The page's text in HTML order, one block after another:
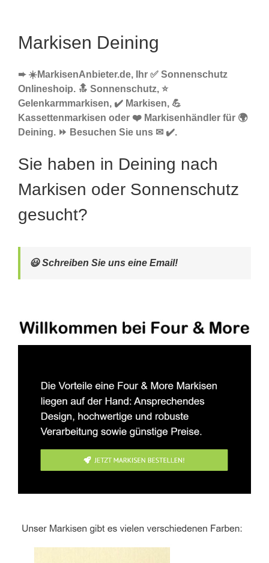
Markisen Deining
➨ ☀️MarkisenAnbieter.de, Ihr ✅ Sonnenschutz
Onlineshoip. 🔝 Sonnenschutz, ⭐
Gelenkarmmarkisen, ✔️ Markisen, 💪
Kassettenmarkisen oder ❤️ Markisenhändler für 🌍
Deining. ⏩ Besuchen Sie uns ✉ ✔️.
Sie haben in Deining nach
Markisen oder Sonnenschutz
gesucht?
😃 Schreiben Sie uns eine Email!